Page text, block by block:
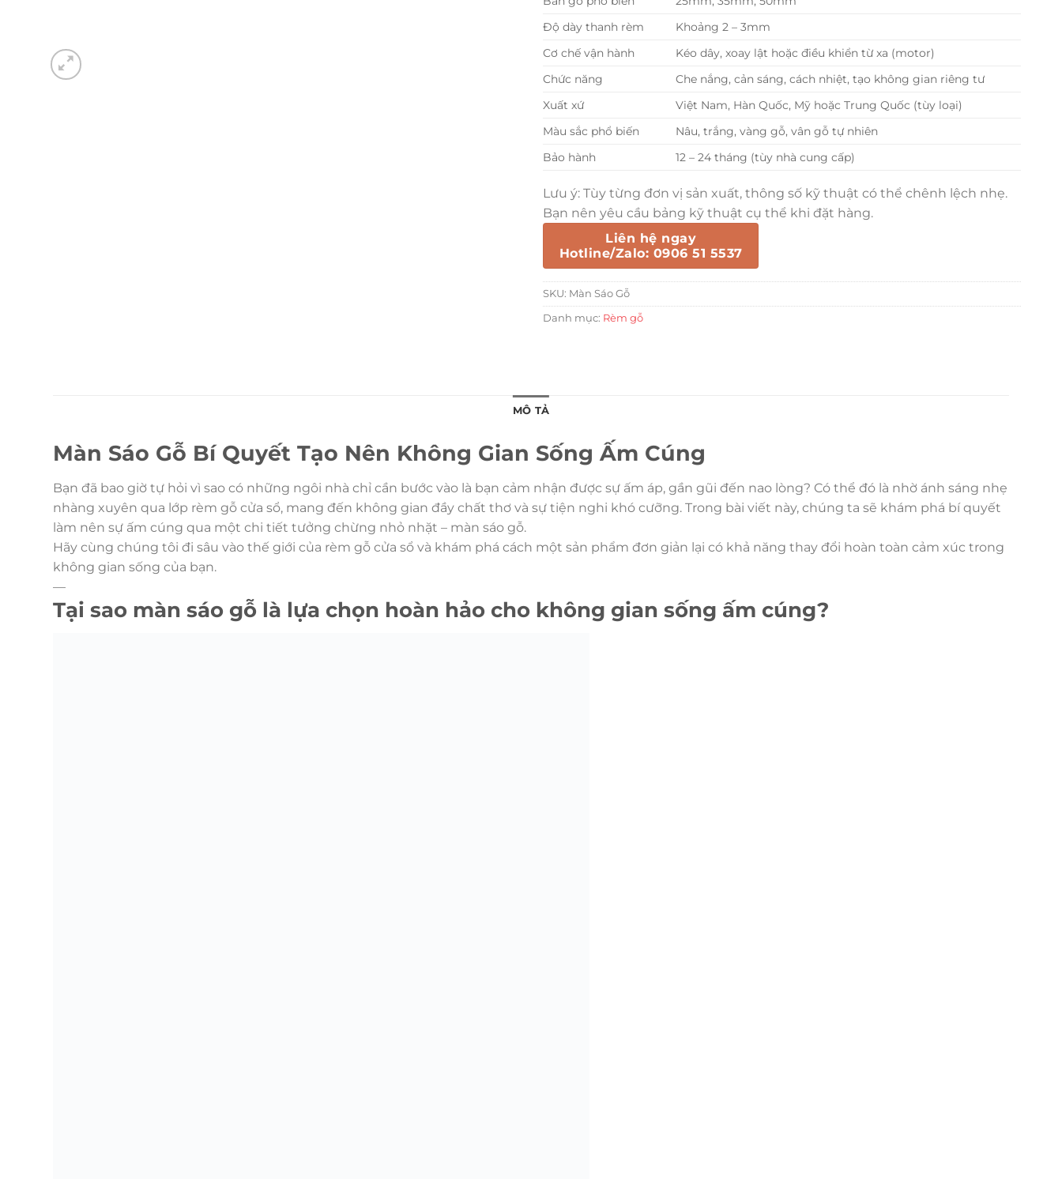
Độ dày thanh rèm
Khoảng 2 – 3mm
Cơ chế vận hành
Kéo dây, xoay lật hoặc điều khiển từ xa (motor)
Chức năng
Che nắng, cản sáng, cách nhiệt, tạo không gian riêng tư
Xuất xứ
Việt Nam, Hàn Quốc, Mỹ hoặc Trung Quốc (tùy loại)
Màu sắc phổ biến
Nâu, trắng, vàng gỗ, vân gỗ tự nhiên
Bảo hành
12 – 24 tháng (tùy nhà cung cấp)
Lưu ý: Tùy từng đơn vị sản xuất, thông số kỹ thuật có thể chênh lệch nhẹ.
Bạn nên yêu cầu bảng kỹ thuật cụ thể khi đặt hàng.
Liên hệ ngay
Hotline/Zalo: 0906 51 5537
SKU: Màn Sáo Gỗ
Danh mục: Rèm gỗ
MÔ TẢ
Màn Sáo Gỗ Bí Quyết Tạo Nên Không Gian Sống Ấm Cúng
Bạn đã bao giờ tự hỏi vì sao có những ngôi nhà chỉ cần bước vào là bạn cảm nhận được sự ấm áp, gần gũi đến nao lòng? Có thể đó là nhờ ánh sáng nhẹ
nhàng xuyên qua lớp rèm gỗ cửa sổ, mang đến không gian đầy chất thơ và sự tiện nghi khó cưỡng. Trong bài viết này, chúng ta sẽ khám phá bí quyết
làm nên sự ấm cúng qua một chi tiết tưởng chừng nhỏ nhặt – màn sáo gỗ.
Hãy cùng chúng tôi đi sâu vào thế giới của rèm gỗ cửa sổ và khám phá cách một sản phẩm đơn giản lại có khả năng thay đổi hoàn toàn cảm xúc trong
không gian sống của bạn.
—
Tại sao màn sáo gỗ là lựa chọn hoàn hảo cho không gian sống ấm cúng?